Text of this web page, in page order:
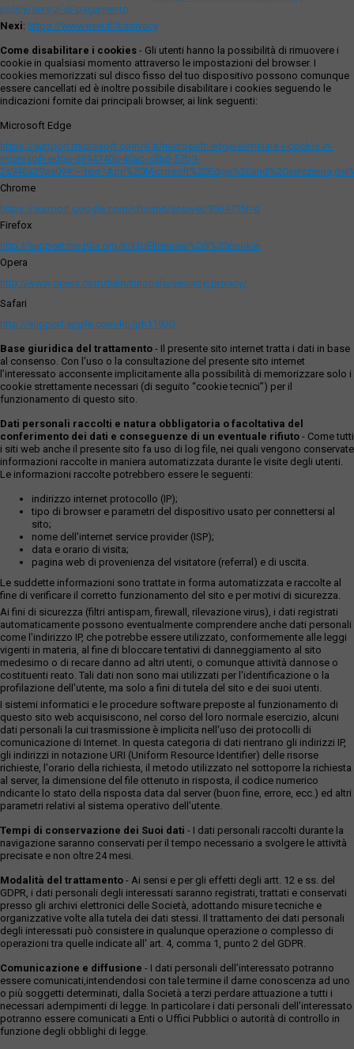
policy/servizi-di-pagamento
Nexi: https://www.nexi.it/it/privacy
Come disabilitare i cookies - Gli utenti hanno la possibilità di rimuovere i
cookie in qualsiasi momento attraverso le impostazioni del browser. I
cookies memorizzati sul disco fisso del tuo dispositivo possono comunque
essere cancellati ed è inoltre possibile disabilitare i cookies seguendo le
indicazioni fornite dai principali browser, ai link seguenti:
Microsoft Edge
https://support.microsoft.com/it-it/microsoft-edge/eliminare-i-cookie-in-
microsoft-edge-63947406-40ac-c3b8-57b9-
Chrome
https://support.google.com/chrome/answer/95647?hl=it
Firefox
http://support.mozilla.org/it/kb/Eliminare%20i%20cookie
Opera
http://www.opera.com/help/tutorials/security/privacy/
Safari
http://support.apple.com/kb/ph11920
Base giuridica del trattamento - Il presente sito internet tratta i dati in base
al consenso. Con l'uso o la consultazione del presente sito internet
l’interessato acconsente implicitamente alla possibilità di memorizzare solo i
cookie strettamente necessari (di seguito “cookie tecnici”) per il
funzionamento di questo sito.
Dati personali raccolti e natura obbligatoria o facoltativa del
conferimento dei dati e conseguenze di un eventuale rifiuto - Come tutti
i siti web anche il presente sito fa uso di log file, nei quali vengono conservate
informazioni raccolte in maniera automatizzata durante le visite degli utenti.
Le informazioni raccolte potrebbero essere le seguenti:
indirizzo internet protocollo (IP);
tipo di browser e parametri del dispositivo usato per connettersi al
sito;
nome dell'internet service provider (ISP);
data e orario di visita;
pagina web di provenienza del visitatore (referral) e di uscita.
Le suddette informazioni sono trattate in forma automatizzata e raccolte al
fine di verificare il corretto funzionamento del sito e per motivi di sicurezza.
Ai fini di sicurezza (filtri antispam, firewall, rilevazione virus), i dati registrati
automaticamente possono eventualmente comprendere anche dati personali
come l'indirizzo IP, che potrebbe essere utilizzato, conformemente alle leggi
vigenti in materia, al fine di bloccare tentativi di danneggiamento al sito
medesimo o di recare danno ad altri utenti, o comunque attività dannose o
costituenti reato. Tali dati non sono mai utilizzati per l'identificazione o la
profilazione dell'utente, ma solo a fini di tutela del sito e dei suoi utenti.
I sistemi informatici e le procedure software preposte al funzionamento di
questo sito web acquisiscono, nel corso del loro normale esercizio, alcuni
dati personali la cui trasmissione è implicita nell'uso dei protocolli di
comunicazione di Internet. In questa categoria di dati rientrano gli indirizzi IP,
gli indirizzi in notazione URI (Uniform Resource Identifier) delle risorse
richieste, l'orario della richiesta, il metodo utilizzato nel sottoporre la richiesta
al server, la dimensione del file ottenuto in risposta, il codice numerico
ndicante lo stato della risposta data dal server (buon fine, errore, ecc.) ed altri
parametri relativi al sistema operativo dell'utente.
Tempi di conservazione dei Suoi dati - I dati personali raccolti durante la
navigazione saranno conservati per il tempo necessario a svolgere le attività
precisate e non oltre 24 mesi.
Modalità del trattamento - Ai sensi e per gli effetti degli artt. 12 e ss. del
GDPR, i dati personali degli interessati saranno registrati, trattati e conservati
presso gli archivi elettronici delle Società, adottando misure tecniche e
organizzative volte alla tutela dei dati stessi. Il trattamento dei dati personali
degli interessati può consistere in qualunque operazione o complesso di
operazioni tra quelle indicate all' art. 4, comma 1, punto 2 del GDPR.
Comunicazione e diffusione - I dati personali dell’interessato potranno
essere comunicati,intendendosi con tale termine il darne conoscenza ad uno
o più soggetti determinati, dalla Società a terzi perdare attuazione a tutti i
necessari adempimenti di legge. In particolare i dati personali dell’interessato
potranno essere comunicati a Enti o Uffici Pubblici o autorità di controllo in
funzione degli obblighi di legge.